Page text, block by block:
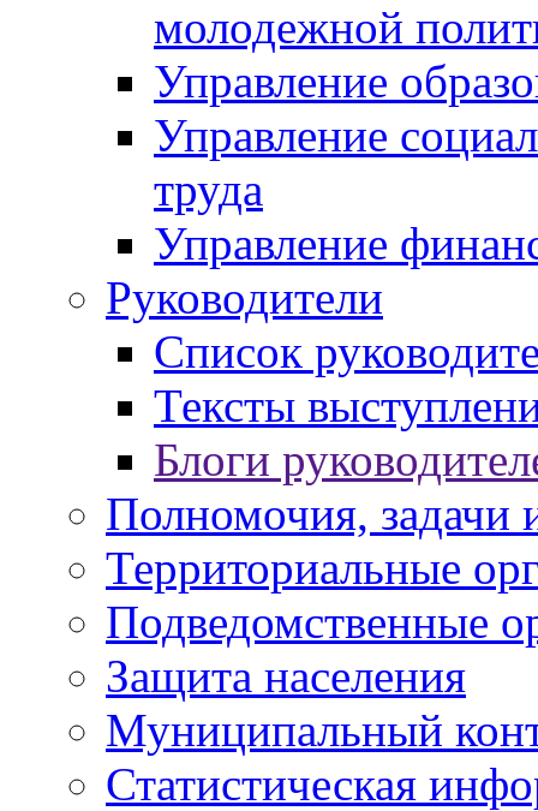
молодежной
Управление
Управление
труда
Управление
Руководители
Список
Тексты
Блоги
Полномочия, задачи
Территориальные
Подведомственные
Защита населения
Муниципальный
Статистическая